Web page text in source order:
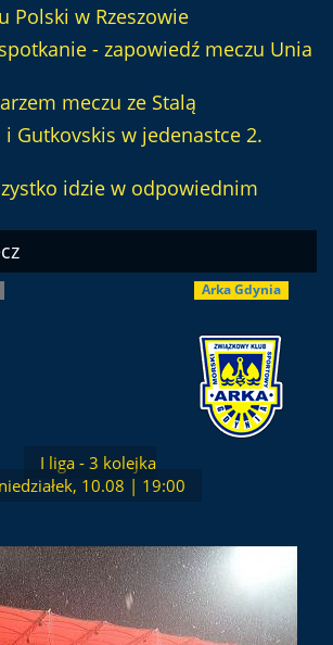
Polski w Rzeszowie
- zapowiedź meczu Unia
meczu ze Stalą
i Gutkovskis w jedenastce 2.
idzie w odpowiednim
Arka Gdynia
I liga - 3 kolejka
10.08 | 19:00